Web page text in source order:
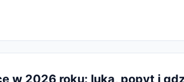
w 2026 roku: luka, popyt i